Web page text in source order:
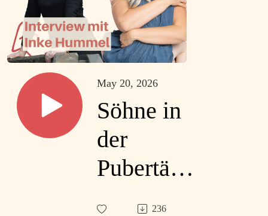
May 20, 2026
Söhne in
der
Pubertät:
Inke
236